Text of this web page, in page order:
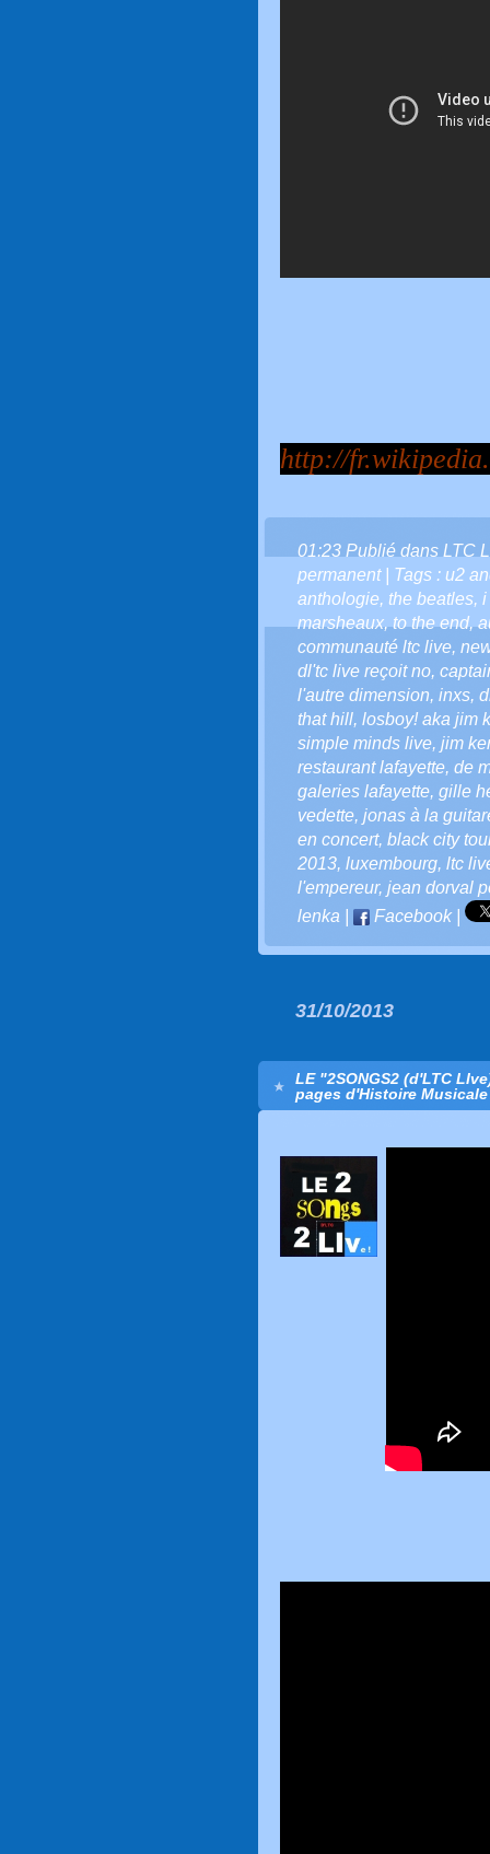
http://
01:23 Publié dans LTC
permanent| Tags : u2
anthologie, the beatles, i
marsheaux,to the end,
communauté ltc live,
dl'tc live reçoit no,
l'autre dimension, inxs,
that hill, losboy! aka jim
simple minds live, jim
restaurant lafayette, de
galeries lafayette, gille
vedette, jonas à la
en concert, black city
2013, luxembourg, ltc
l'empereur, jean dorval
lenka
Facebook|
31/10/2013
LE "2SONGS2 (d'LTC
pages d'Histoire